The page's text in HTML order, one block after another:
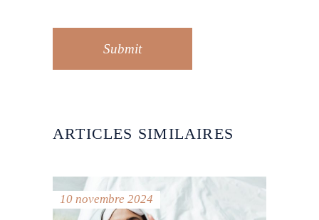
Submit
ARTICLES SIMILAIRES
10 novembre 2024